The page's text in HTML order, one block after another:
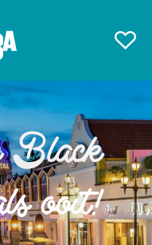
Black
ooit!